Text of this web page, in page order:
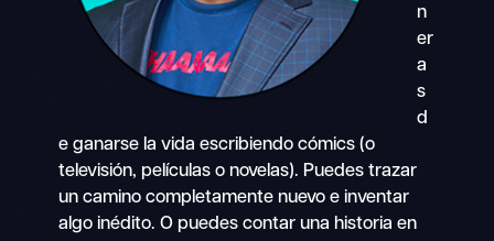
n
er
a
s
d
e ganarse la vida escribiendo cómics (o
televisión, películas o novelas). Puedes trazar
un camino completamente nuevo e inventar
algo inédito. O puedes contar una historia en